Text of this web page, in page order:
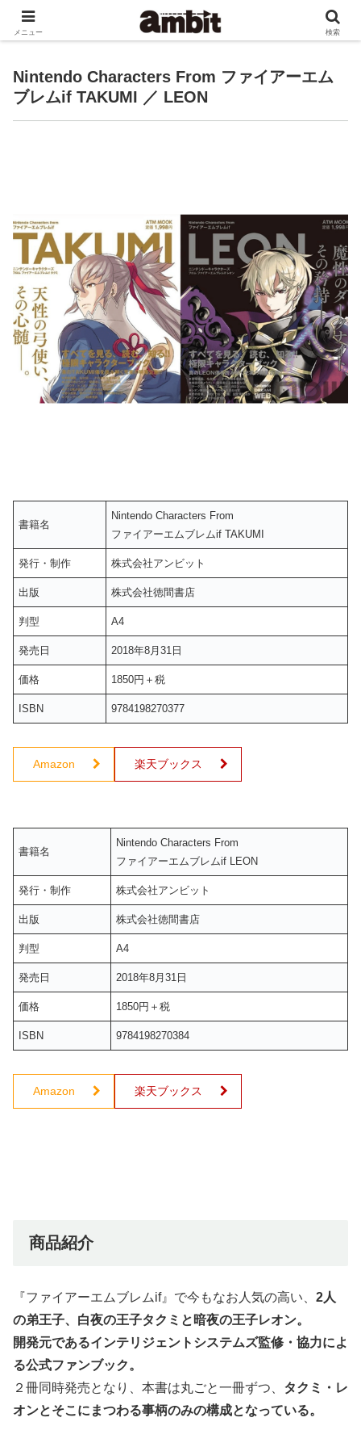
ゲーム書籍等を手がける文京区の小さな出版社です。
Nintendo Characters From ファイアーエム
ブレムif TAKUMI ／ LEON
書籍名
Nintendo Characters From
ファイアーエムブレムif TAKUMI
発行・制作 株式会社アンビット
出版 株式会社徳間書店
判型 A4
発売日 2018年8月31日
価格 1850円＋税
ISBN 9784198270377
Amazon 楽天ブックス
書籍名
Nintendo Characters From
ファイアーエムブレムif LEON
発行・制作 株式会社アンビット
出版 株式会社徳間書店
判型 A4
発売日 2018年8月31日
価格 1850円＋税
ISBN 9784198270384
Amazon 楽天ブックス
商品紹介
『ファイアーエムブレムif』で今もなお人気の高い、 2人
の弟王子、白夜の王子タクミと暗夜の王子レオン。
開発元であるインテリジェントシステムズ監修・協力によ
る公式ファンブック。
２冊同時発売となり、本書は丸ごと一冊ずつ、 タクミ・レ
オンとそこにまつわる事柄のみの構成となっている。
メニュー 検索